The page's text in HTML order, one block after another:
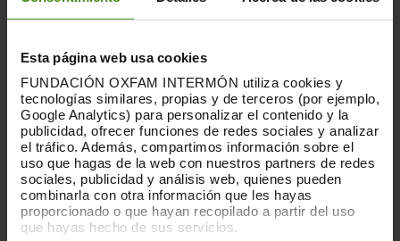
Esta página web usa cookies
FUNDACIÓN OXFAM INTERMÓN utiliza cookies y
tecnologías similares, propias y de terceros (por ejemplo,
Google Analytics) para personalizar el contenido y la
publicidad, ofrecer funciones de redes sociales y analizar
el tráfico. Además, compartimos información sobre el
uso que hagas de la web con nuestros partners de redes
sociales, publicidad y análisis web, quienes pueden
combinarla con otra información que les hayas
proporcionado o que hayan recopilado a partir del uso
que hayas hecho de sus servicios.
más urgentes.
Estamos trabajando junto a
organizaciones locales para ofrecer
alimentos, agua limpia o albergue a 25.000
familias.